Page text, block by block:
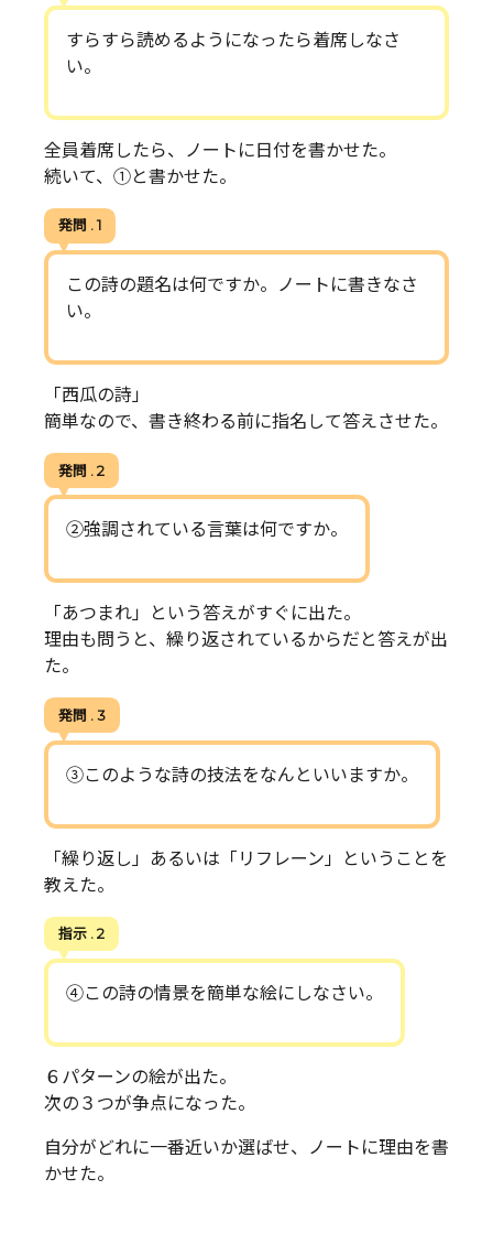
すらすら読めるようになったら着席しなさ
い。
全員着席したら、ノートに日付を書かせた。
続いて、①と書かせた。
発問 . 1
この詩の題名は何ですか。ノートに書きなさ
い。
「西瓜の詩」
簡単なので、書き終わる前に指名して答えさせた。
発問 . 2
②強調されている言葉は何ですか。
「あつまれ」という答えがすぐに出た。
理由も問うと、繰り返されているからだと答えが出
た。
発問 . 3
③このような詩の技法をなんといいますか。
「繰り返し」あるいは「リフレーン」ということを
教えた。
指示 . 2
④この詩の情景を簡単な絵にしなさい。
６パターンの絵が出た。
次の３つが争点になった。
自分がどれに一番近いか選ばせ、ノートに理由を書
かせた。